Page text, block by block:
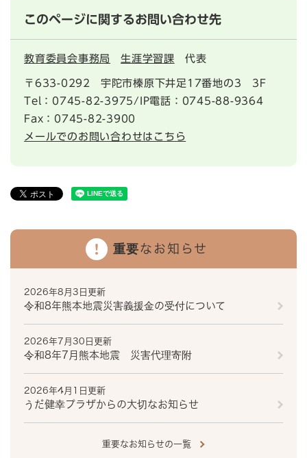
このページに関するお問い合わせ先
教育委員会事務局 生涯学習課 代表
〒633-0292
宇陀市榛原下井足17番地の3 3F
Tel：0745-82-3975/IP電話：0745-88-9364
Fax：0745-82-3900
メールでのお問い合わせはこちら
重要なお知らせ
2026年8月3日更新
令和8年熊本地震災害義援金の受付について
2026年7月30日更新
令和8年7月熊本地震 災害代理寄附
2026年4月1日更新
うだ健幸プラザからの大切なお知らせ
重要なお知らせの一覧